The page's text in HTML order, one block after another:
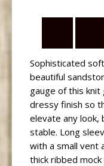
Sophisticated
beautiful
gauge of this knit
dressy finish so
elevate any look,
stable. Long
with a small vent
thick ribbed